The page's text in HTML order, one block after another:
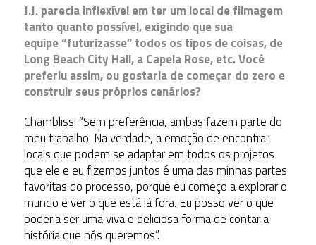
J.J. parecia inflexível em ter um local de filmagem
tanto quanto possível, exigindo que sua
equipe “futurizasse” todos os tipos de coisas, de
Long Beach City Hall, a Capela Rose, etc. Você
preferiu assim, ou gostaria de começar do zero e
construir seus próprios cenários?
Chambliss: “Sem preferência, ambas fazem parte do
meu trabalho. Na verdade, a emoção de encontrar
locais que podem se adaptar em todos os projetos
que ele e eu fizemos juntos é uma das minhas partes
favoritas do processo, porque eu começo a explorar o
mundo e ver o que está lá fora. Eu posso ver o que
poderia ser uma viva e deliciosa forma de contar a
história que nós queremos”.